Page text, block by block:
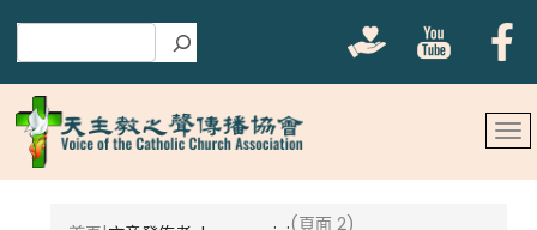
(頁面 2)